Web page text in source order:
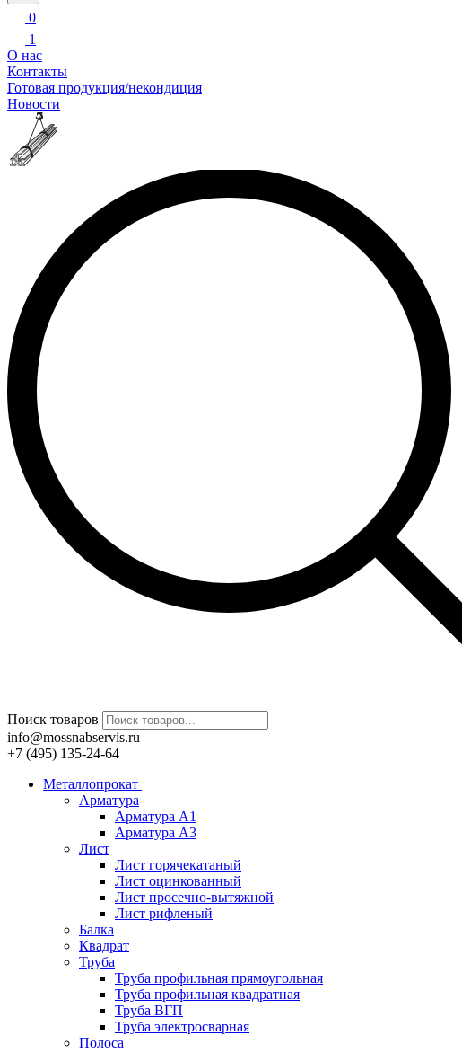
0
1
О нас
Контакты
Готовая продукция/некондиция
Новости
Поиск товаров
info@mossnabservis.ru
+7 (495) 135-24-64
Металлопрокат
Арматура
Арматура А1
Арматура А3
Лист
Лист горячекатаный
Лист оцинкованный
Лист просечно-вытяжной
Лист рифленый
Балка
Квадрат
Труба
Труба профильная прямоугольная
Труба профильная квадратная
Труба ВГП
Труба электросварная
Полоса